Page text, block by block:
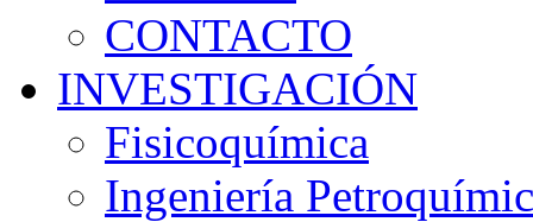
CONTACTO
INVESTIGACIÓN
Fisicoquímica
Ingeniería